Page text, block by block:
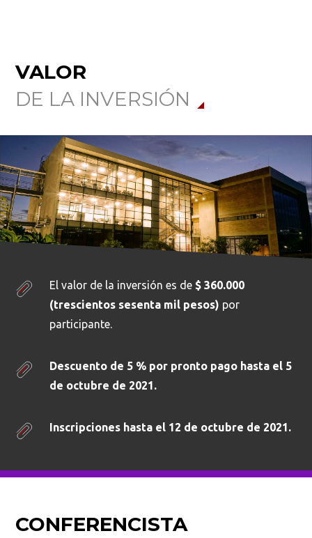
VALOR
DE LA INVERSIÓN
El valor de la inversión es de $ 360.000
(trescientos sesenta mil pesos) por
participante.
Descuento de 5 % por pronto pago hasta el 5
de octubre de 2021.
Inscripciones hasta el 12 de octubre de 2021.
CONFERENCISTA